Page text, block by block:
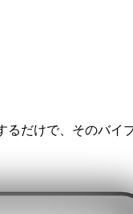
だけで、そのバイ